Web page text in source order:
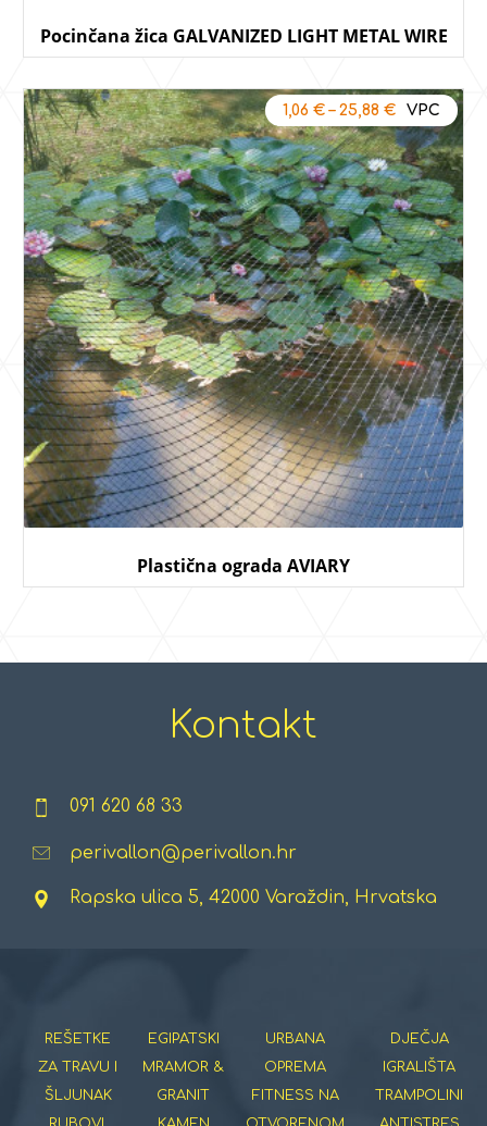
Pocinčana žica GALVANIZED LIGHT METAL WIRE
Plastična ograda AVIARY
1,06 €– 25,88 €
Kontakt
091 620 68 33
perivallon@perivallon.hr
Rapska ulica 5, 42000 Varaždin, Hrvatska
REŠETKE
ZA TRAVU I
ŠLJUNAK
EGIPATSKI
MRAMOR &
GRANIT
URBANA
OPREMA
FITNESS NA
DJEČJA
IGRALIŠTA
TRAMPOLINI